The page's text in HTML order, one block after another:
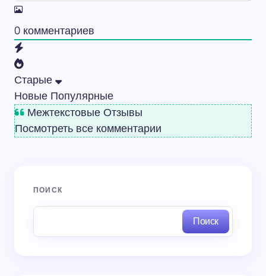
0комментариев
Старые
НовыеПопулярные
Межтекстовые Отзывы
Посмотреть все комментарии
ПОИСК
Поиск